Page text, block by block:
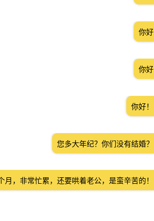
你好
你好
你好！
您多大年纪？你们没有结婚？
月，非常忙累，还要哄着老公，是蛮辛苦的！